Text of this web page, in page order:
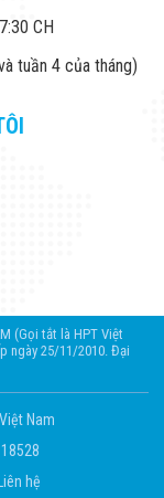
CH
tuần 4 của tháng)
(Gọi tắt là HPT Việt
ngày 25/11/2010. Đại
Nam
Liên hệ